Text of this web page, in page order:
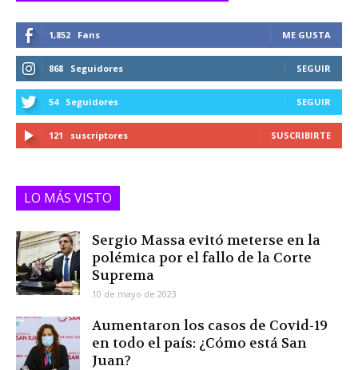
1,852 Fans ME GUSTA
868 Seguidores SEGUIR
54 Seguidores SEGUIR
121 suscriptores SUSCRIBIRTE
LO MÁS VISTO
Sergio Massa evitó meterse en la
polémica por el fallo de la Corte
Suprema
10 de mayo de 2023
Aumentaron los casos de Covid-19
en todo el país: ¿Cómo está San
Juan?